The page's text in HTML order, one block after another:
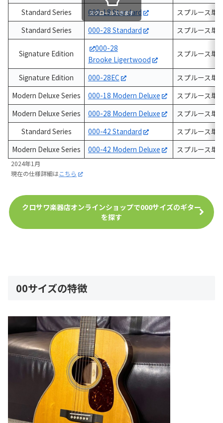
Standard Series 000-18 Standard
スプルース単
Standard Series
000-28 Standard スプルース単
Signature Edition
000-28
Brooke Ligertwood
スプルース単
Signature Edition 000-28EC
スプルース単
Modern Deluxe Series
000-18 Modern Deluxe
スプルース単
Modern Deluxe Series
000-28 Modern Deluxe
スプルース単
Standard Series
000-42 Standard
スプルース単
Modern Deluxe Series
000-42 Modern Deluxe スプルース単
スクロールできます
2024年1月
現在の仕様詳細はこちら
クロサワ楽器店オンラインショップで000サイズのギター
を探す
00サイズの特徴